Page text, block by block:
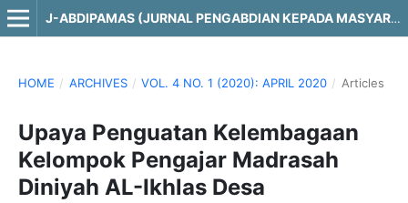
J-ABDIPAMAS (JURNAL PENGABDIAN KEPADA MASYARAKAT)
HOME / ARCHIVES / VOL. 4 NO. 1 (2020): APRIL 2020 / Articles
Upaya Penguatan Kelembagaan
Kelompok Pengajar Madrasah
Diniyah AL-Ikhlas Desa